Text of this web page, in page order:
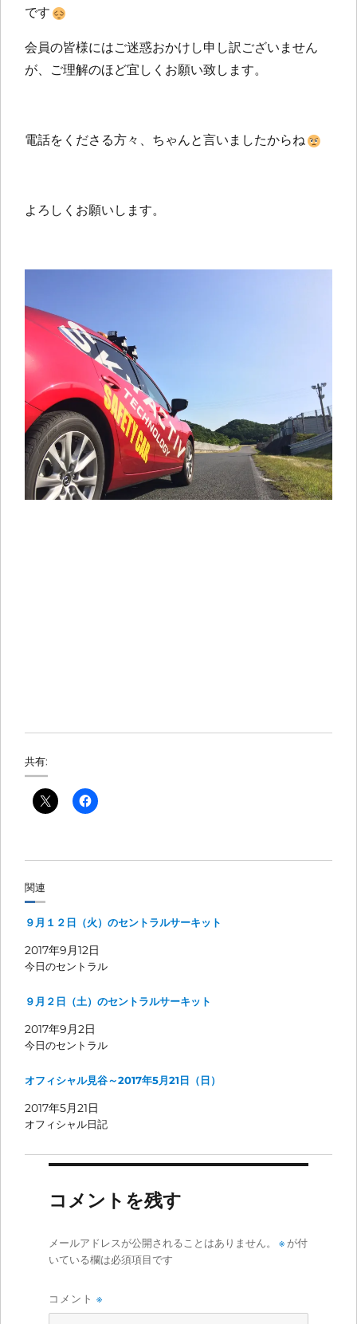
です
会員の皆様にはご迷惑おかけし申し訳ございません
が、ご理解のほど宜しくお願い致します。
電話をくださる方々、ちゃんと言いましたからね
よろしくお願いします。
共有:
関連
９月１２日（火）のセントラルサーキット
2017年9月12日
今日のセントラル
９月２日（土）のセントラルサーキット
2017年9月2日
今日のセントラル
オフィシャル見谷～2017年5月21日（日）
2017年5月21日
オフィシャル日記
コメントを残す
メールアドレスが公開されることはありません。 ※が付
いている欄は必須項目です
コメント ※